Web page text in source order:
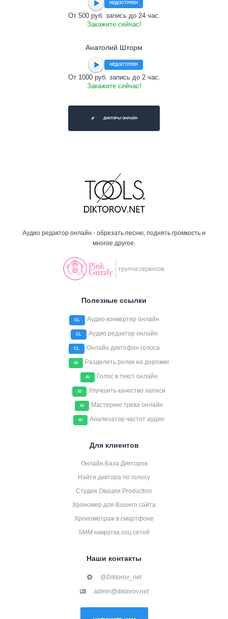
НЕДОСТУПЕН
От 500 руб. запись до 24 час.
Закажите сейчас!
Анатолий Шторм
НЕДОСТУПЕН
От 1000 руб. запись до 2 час.
Закажите сейчас!
ДИКТОРЫ ОНЛАЙН
Аудио редактор онлайн - обрезать песню, поднять громкость и
многое другое.
Полезные ссылки
CL Аудио конвертер онлайн
CL Аудио редактор онлайн
CL Онлайн диктофон голоса
AI Разделить ролик на дорожки
AI Голос в текст онлайн
AI Улучшить качество записи
AI Мастеринг трека онлайн
AI Анализатор частот аудио
Для клиентов
Онлайн База Дикторов
Найти диктора по голосу
Студия Овации Production
Хрономер для Вашего сайта
Хронометраж в смартфоне
SMM накрутка соц сетей
Наши контакты
@Diktorov_net
admin@diktorov.net